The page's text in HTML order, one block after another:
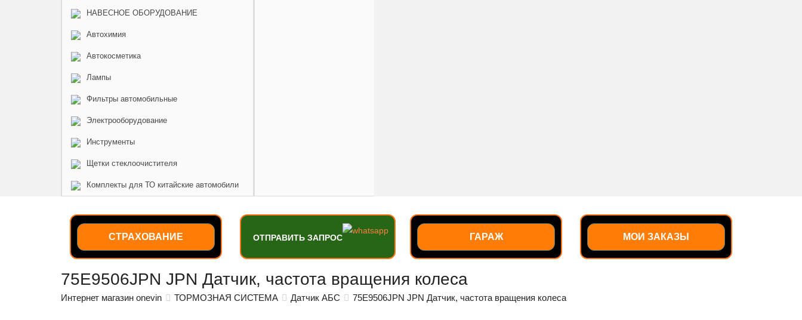
НАВЕСНОЕ ОБОРУДОВАНИЕ
Автохимия
Автокосметика
Лампы
Фильтры автомобильные
Электрооборудование
Инструменты
Щетки стеклоочистителя
Комплекты для ТО китайские автомобили
СТРАХОВАНИЕ ОТПРАВИТЬ ЗАПРОС ГАРАЖ МОИ ЗАКАЗЫ
75E9506JPN JPN Датчик, частота вращения колеса
Интернет магазин onevin ТОРМОЗНАЯ СИСТЕМА Датчик АБС 75E9506JPN JPN Датчик, частота вращения колеса